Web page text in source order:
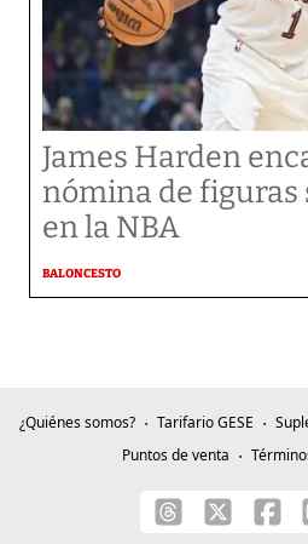
James Harden
nómina de
en la NBA
BALONCESTO
¿Quiénes somos? Tarifario GESE
Puntos de venta